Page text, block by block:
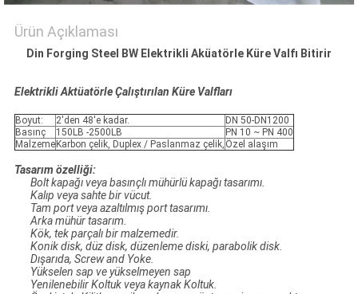
Ürün Açıklaması
Din Forging Steel BW Elektrikli Aküatörle Küre Valfı Bitirir
Elektrikli Aktüatörle Çalıştırılan Küre Valfları
Boyut: 2'den 48'e kadar.
DN 50-DN1200
Basınç
150LB -2500LB
PN 10 ~ PN 400
Malzeme Karbon çelik, Duplex / Paslanmaz çelik, Özel alaşım
Tasarım özelliği:
Bolt kapağı veya basınçlı mühürlü kapağı tasarımı.
Kalıp veya sahte bir vücut.
Tam port veya azaltılmış port tasarımı.
Arka mühür tasarım.
Kök, tek parçalı bir malzemedir.
Konik disk, düz disk, düzenleme diski, parabolik disk.
Dışarıda, Screw and Yoke.
Yükselen sap ve yükselmeyen sap
Yenilenebilir Koltuk veya kaynak Koltuk.